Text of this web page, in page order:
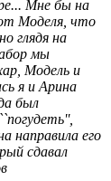
Мне бы на
Моделя, что
глядя на
мы
Модель и
я и Арина
был
направила его
сдавал